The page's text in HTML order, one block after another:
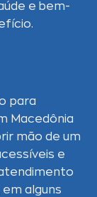
e bem-
para
Macedônia
mão de um
e
alguns